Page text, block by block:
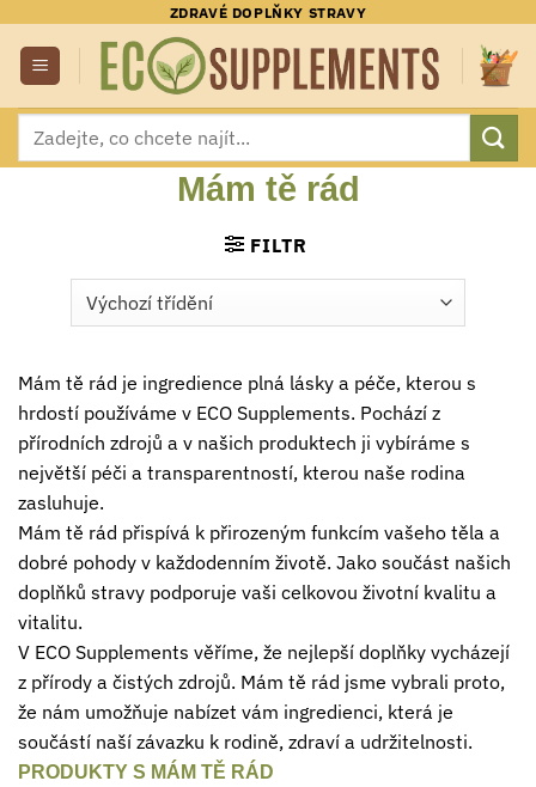
obsah
ZDRAVÉ DOPLŇKY STRAVY
Hledat:
Mám tě rád
FILTR
Mám tě rád je ingredience plná lásky a péče, kterou s
hrdostí používáme v ECO Supplements. Pochází z
přírodních zdrojů a v našich produktech ji vybíráme s
největší péči a transparentností, kterou naše rodina
zasluhuje.
Mám tě rád přispívá k přirozeným funkcím vašeho těla a
dobré pohody v každodenním životě. Jako součást našich
doplňků stravy podporuje vaši celkovou životní kvalitu a
vitalitu.
V ECO Supplements věříme, že nejlepší doplňky vycházejí
z přírody a čistých zdrojů. Mám tě rád jsme vybrali proto,
že nám umožňuje nabízet vám ingredienci, která je
součástí naší závazku k rodině, zdraví a udržitelnosti.
PRODUKTY S MÁM TĚ RÁD